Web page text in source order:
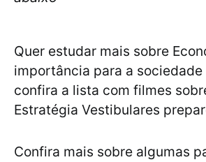
Quer estudar mais sobre
importância para a sociedade
confira a lista com filmes
Estratégia Vestibulares
Confira mais sobre algumas